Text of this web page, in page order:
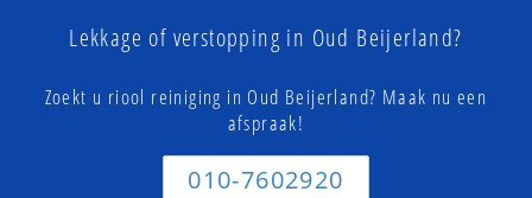
Lekkage of verstopping in Oud Beijerland?
Zoekt u riool reiniging in Oud Beijerland? Maak nu een
afspraak!
010-7602920